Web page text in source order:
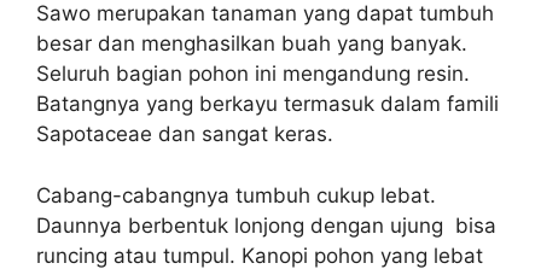
Sawo merupakan tanaman yang dapat tumbuh
besar dan menghasilkan buah yang banyak.
Seluruh bagian pohon ini mengandung resin.
Batangnya yang berkayu termasuk dalam famili
Sapotaceae dan sangat keras.
Cabang-cabangnya tumbuh cukup lebat.
Daunnya berbentuk lonjong dengan ujung bisa
runcing atau tumpul. Kanopi pohon yang lebat